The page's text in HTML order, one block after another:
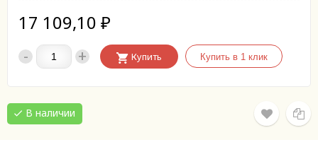
17 109,10 ₽
- + Купить
В наличии